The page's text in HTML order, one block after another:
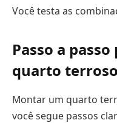
Você testa as
Passo a
quarto terroso
Montar um quarto
você segue passos